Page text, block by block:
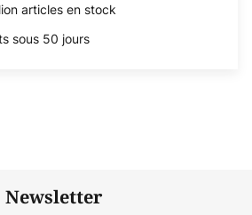
articles en stock
sous 50 jours
Newsletter